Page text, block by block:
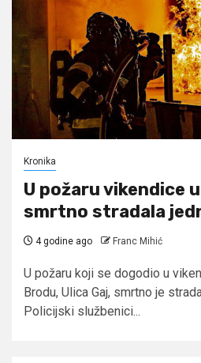
Kronika
U požaru vikendice
smrtno stradala
4 godine ago Franc Mihić
U požaru koji se dogodio u
Brodu, Ulica Gaj, smrtno je
Policijski službenici...